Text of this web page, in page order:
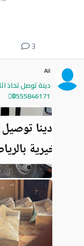
3
Ail
دينة توصل تخاذ
0َ555846171